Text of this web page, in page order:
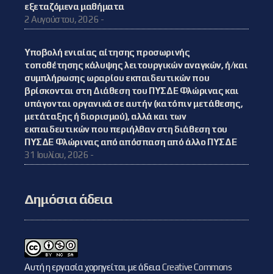
εξεταζόμενα μαθήματα
2 Αυγούστου, 2026 -
Υποβολή ενιαίας αίτησης προσωρινής
τοποθέτησης κάλυψης λειτουργικών αναγκών, ή/και
συμπλήρωσης ωραρίου εκπαιδευτικών που
βρίσκονται στη Διάθεση του ΠΥΣΔΕ Φλώρινας και
υπάγονται οργανικά σε αυτήν (κατόπιν μετάθεσης,
μετάταξης ή διορισμού), αλλά και των
εκπαιδευτικών που περιήλθαν στη διάθεση του
ΠΥΣΔΕ Φλώρινας από απόσπαση από άλλο ΠΥΣΔΕ
31 Ιουλίου, 2026 -
Δημόσια άδεια
Αυτή η εργασία χορηγείται με άδειαCreative Commons